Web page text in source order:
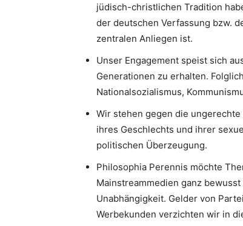
jüdisch-christlichen Tradition
der deutschen Verfassung bzw.
zentralen Anliegen ist.
Unser Engagement speist sich
Generationen zu erhalten.
Nationalsozialismus,
Wir stehen gegen die
ihres Geschlechts und ihrer
politischen Überzeugung.
Philosophia Perennis möchte
Mainstreammedien ganz
Unabhängigkeit. Gelder von
Werbekunden verzichten wir in